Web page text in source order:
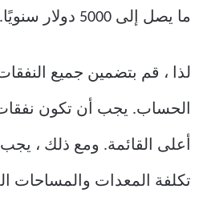
ما يصل إلى 5000 دولار سنويًا.
لذا ، قم بتضمين جميع
الحساب. يجب أن تكون
أعلى القائمة. ومع ذلك ،
تكلفة المعدات والمساحات